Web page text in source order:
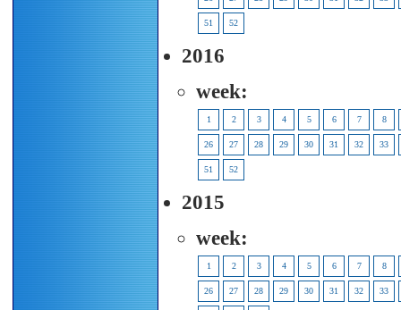
51 52
2016
week:
1 2 3 4 5 6 7 8
26 27 28 29 30 31 32 33
51 52
2015
week:
1 2 3 4 5 6 7 8
26 27 28 29 30 31 32 33